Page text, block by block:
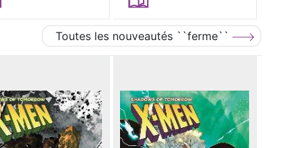
Toutes les nouveautés ``ferme``